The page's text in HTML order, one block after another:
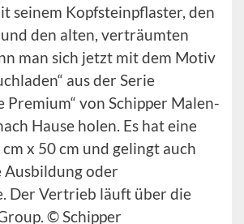
seinem Kopfsteinpflaster, den
den alten, verträumten
man sich jetzt mit dem Motiv
aus der Serie
Premium“ von Schipper Malen-
Hause holen. Es hat eine
x 50 cm und gelingt auch
Ausbildung oder
Der Vertrieb läuft über die
© Schipper